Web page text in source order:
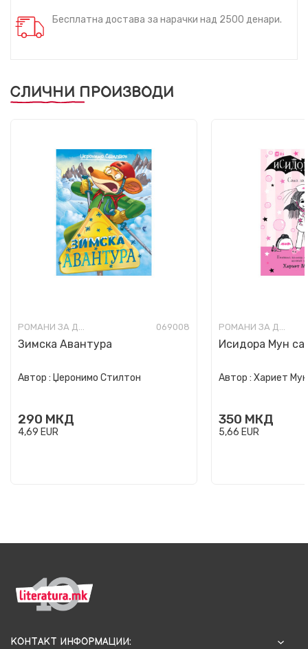
Бесплатна достава за нарачки над 2500 денари.
СЛИЧНИ ПРОИЗВОДИ
РОМАНИ ЗА ДЕЦА 069008
Зимска Авантура
Автор : Џеронимо Стилтон
290 МКД
4,69 EUR
РОМАНИ ЗА ДЕЦА
Исидора Мун
Автор : Хариет
350 МКД
5,66 EUR
КОНТАКТ ИНФОРМАЦИИ: